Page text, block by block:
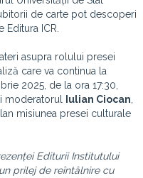
de carte pot descoperi
ICR.
asupra rolului presei
care va continua la
2025, de la ora 17:30,
moderatorul Iulian Ciocan
misiunea presei culturale
Editurii Institutului
prilej de reîntâlnire cu